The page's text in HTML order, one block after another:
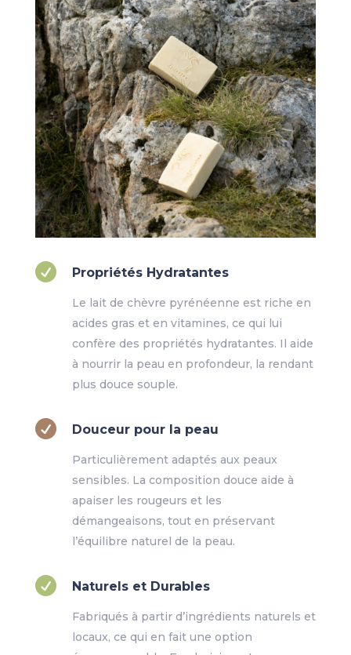
 Propriétés Hydratantes
Le lait de chèvre pyrénéenne est riche en
acides gras et en vitamines, ce qui lui
confère des propriétés hydratantes. Il aide
à nourrir la peau en profondeur, la rendant
plus douce souple.
 Douceur pour la peau
Particulièrement adaptés aux peaux
sensibles. La composition douce aide à
apaiser les rougeurs et les
démangeaisons, tout en préservant
l’équilibre naturel de la peau.
 Naturels et Durables
Fabriqués à partir d’ingrédients naturels et
locaux, ce qui en fait une option